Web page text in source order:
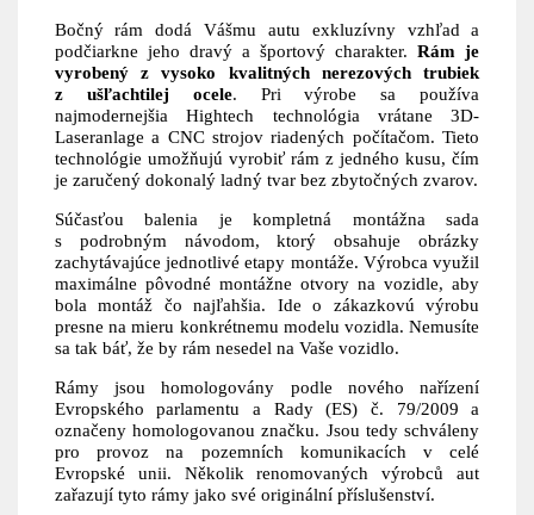
Bočný rám dodá Vášmu autu exkluzívny vzhľad a
podčiarkne jeho dravý a športový charakter.Rám je
vyrobený z vysoko kvalitných nerezových trubiek
z ušľachtilej ocele. Pri výrobe sa používa
najmodernejšia Hightech technológia vrátane 3D-
Laseranlage a CNC strojov riadených počítačom. Tieto
technológie umožňujú vyrobiť rám z jedného kusu, čím
je zaručený dokonalý ladný tvar bez zbytočných zvarov.
Súčasťou balenia je kompletná montážna sada
s podrobným návodom, ktorý obsahuje obrázky
zachytávajúce jednotlivé etapy montáže. Výrobca využil
maximálne pôvodné montážne otvory na vozidle, aby
bola montáž čo najľahšia. Ide o zákazkovú výrobu
presne na mieru konkrétnemu modelu vozidla. Nemusíte
sa tak báť, že by rám nesedel na Vaše vozidlo.
Rámy jsou homologovány podle nového nařízení
Evropského parlamentu a Rady (ES) č. 79/2009 a
označeny homologovanou značku. Jsou tedy schváleny
pro provoz na pozemních komunikacích v celé
Evropské unii. Několik renomovaných výrobců aut
zařazují tyto rámy jako své originální příslušenství.